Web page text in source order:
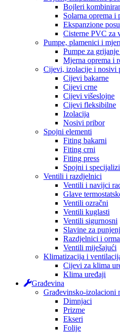
Bojleri
Solarna oprema i
Ekspanzione
Cisterne PVC za
Pumpe, plamenici i
Pumpe za
Mjerna oprema i
Cijevi, izolacije i nosivi
Cijevi bakarne
Cijevi crne
Cijevi višeslojne
Cijevi fleksibilne
Izolacija
Nosivi pribor
Spojni elementi
Fiting bakarni
Fiting crni
Fiting press
Spojni i
Ventili i razdjelnici
Ventili i navijci
Glave
Ventili ozračni
Ventili kuglasti
Ventili sigurnosni
Slavine za
Razdjelnici i
Ventili miješajući
Klimatizacija i
Cijevi za klima
Klima uređaji
Građevina
Građevinsko-izolacioni
Dimnjaci
Prizme
Ekseri
Folije